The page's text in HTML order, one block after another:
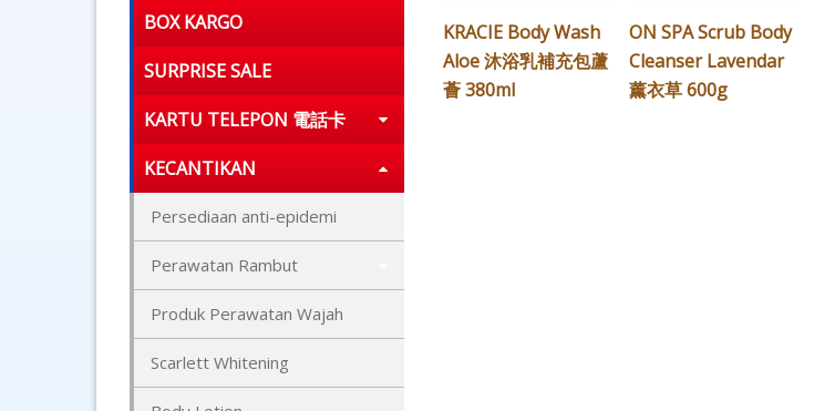
BOX KARGO
SURPRISE SALE
KARTU TELEPON 電話卡
KECANTIKAN
Persediaan anti-epidemi
Perawatan Rambut
Produk Perawatan Wajah
Scarlett Whitening
KRACIE Body Wash
Aloe 沐浴乳補充包蘆
薈 380ml
ON SPA Scrub Body
Cleanser Lavendar
薰衣草 600g